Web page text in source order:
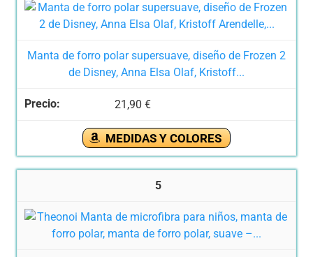
Manta de forro polar supersuave, diseño de Frozen 2
de Disney, Anna Elsa Olaf, Kristoff...
21,90 €
MEDIDAS Y COLORES
5